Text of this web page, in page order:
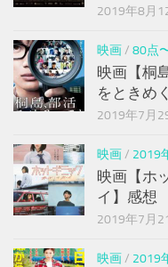
2019年8月
映画/ 80点
映画【桐
をときめ
2019年7月
映画/ 2019
映画【ホ
イ】感想
2019年7月
映画/ 2019